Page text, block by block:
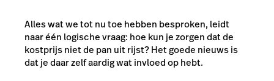
Alles wat we tot nu toe hebben besproken, leidt
naar één logische vraag: hoe kun je zorgen dat de
kostprijs niet de pan uit rijst? Het goede nieuws is
dat je daar zelf aardig wat invloed op hebt.